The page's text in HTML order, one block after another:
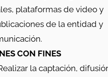
plataformas de video y
de la entidad y
CON FINES
la captación,